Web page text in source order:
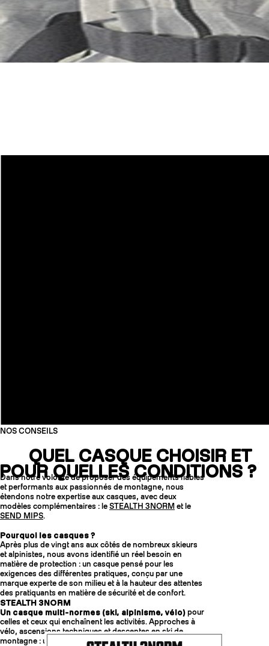
NOS CONSEILS
QUEL CASQUE CHOISIR ET
POUR QUELLES CONDITIONS ?
Dans notre volonté de proposer des équipements fiables
et performants aux passionnés de montagne, nous
étendons notre expertise aux casques, avec deux
modèles complémentaires : le STEALTH 3NORM et le
SEND MIPS.
Pourquoi les casques ?
Après plus de vingt ans aux côtés de nombreux skieurs
et alpinistes, nous avons identifié un réel besoin en
matière de protection : un casque pensé pour les
exigences des différentes pratiques, conçu par une
marque experte de son milieu et à la hauteur des attentes
des pratiquants en matière de sécurité et de confort.
STEALTH 3NORM
Un casque multi-normes (ski, alpinisme, vélo) pour
celles et ceux qui enchaînent les activités. Approches à
vélo, ascensions techniques et descentes en ski de
montagne : un seul casque pour toutes les aventures.